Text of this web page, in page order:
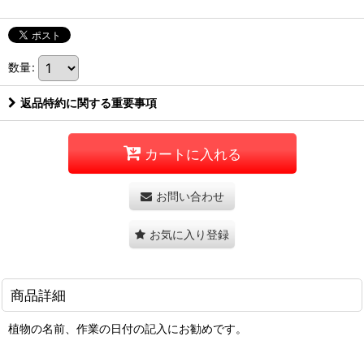
数量:
返品特約に関する重要事項
カートに入れる
お問い合わせ
お気に入り登録
商品詳細
植物の名前、作業の日付の記入にお勧めです。